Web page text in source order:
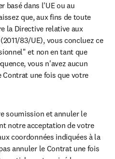
basé dans l'UE ou au
que, aux fins de toute
la Directive relative aux
83/UE), vous concluez ce
et non en tant que
vous n'avez aucun
une fois que votre
soumission et annuler le
notre acceptation de votre
coordonnées indiquées à la
annuler le Contrat une fois